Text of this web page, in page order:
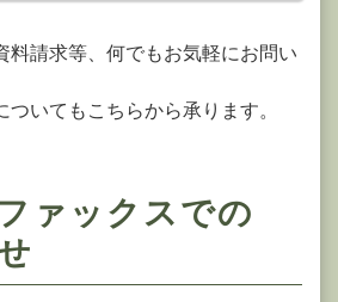
料請求等、何でもお気軽にお問い
いてもこちらから承ります。
ァックスでの